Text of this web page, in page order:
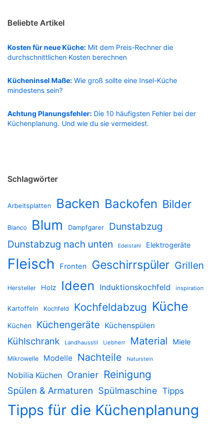
Beliebte Artikel
Kosten für neue Küche: Mit dem Preis-Rechner die
durchschnittlichen Kosten berechnen
Kücheninsel Maße: Wie groß sollte eine Insel-Küche
mindestens sein?
Achtung Planungsfehler: Die 10 häufigsten Fehler bei der
Küchenplanung. Und wie du sie vermeidest.
Schlagwörter
Arbeitsplatten Backen Backofen Bilder
Blanco Blum Dampfgarer
Dunstabzug
Dunstabzug nach unten
Edelstahl Elektrogeräte
Fleisch Fronten Geschirrspüler Grillen
Hersteller Holz Ideen Induktionskochfeld inspiration
Kartoffeln Kochfeld Kochfeldabzug Küche
Küchen Küchengeräte Küchenspülen
Kühlschrank Landhausstil Liebherr Material Miele
Mikrowelle Modelle Nachteile Naturstein
Nobilia Küchen Oranier Reinigung
Spülen & Armaturen Spülmaschine Tipps
Tipps für die Küchenplanung